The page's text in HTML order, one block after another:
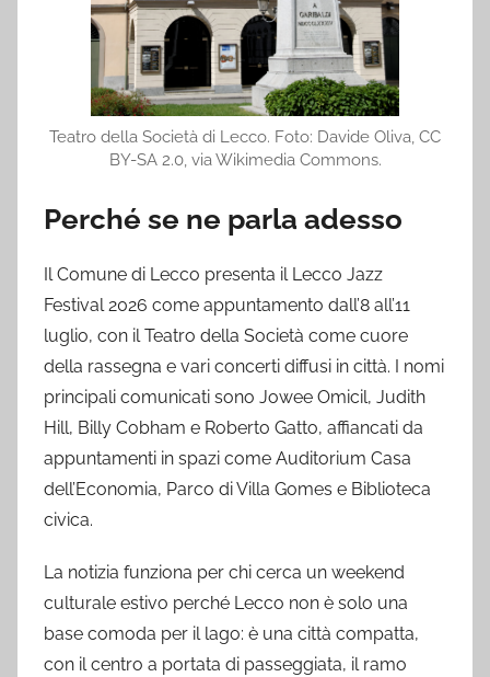
Teatro della Società di Lecco. Foto: Davide Oliva, CC
BY-SA 2.0, via Wikimedia Commons.
Perché se ne parla adesso
Il Comune di Lecco presenta il Lecco Jazz
Festival 2026 come appuntamento dall’8 all’11
luglio, con il Teatro della Società come cuore
della rassegna e vari concerti diffusi in città. I nomi
principali comunicati sono Jowee Omicil, Judith
Hill, Billy Cobham e Roberto Gatto, affiancati da
appuntamenti in spazi come Auditorium Casa
dell’Economia, Parco di Villa Gomes e Biblioteca
civica.
La notizia funziona per chi cerca un weekend
culturale estivo perché Lecco non è solo una
base comoda per il lago: è una città compatta,
con il centro a portata di passeggiata, il ramo